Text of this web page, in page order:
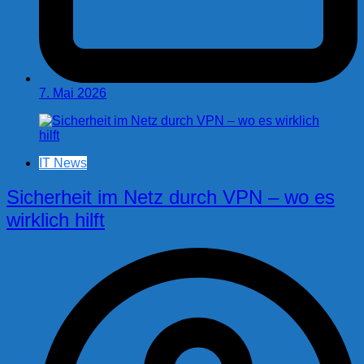
7. Mai 2026
IT News
Sicherheit im Netz durch VPN – wo es
wirklich hilft